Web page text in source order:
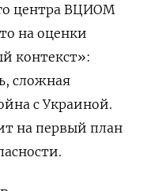
центра ВЦИОМ
на оценки
контекст»:
сложная
с Украиной.
на первый план